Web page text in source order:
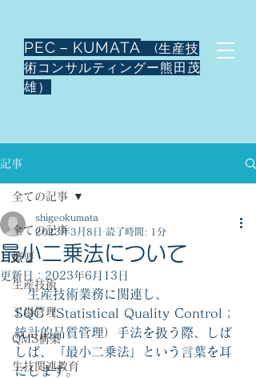
PEC－KUMATA
(生産技
術コンサルティングー熊田茂
雄）
記事
全ての記事
概要
生産技術
工場管理
QMS構築
生技関連教育
全ての記事
最小二乗法について
shigeokumata
2023年3月8日
読了時間: 1分
更新日： 2023年6月13日
生産技術業務に関連し、
SQC（Statistical Quality Control；
統計的品質管理）手法を扱う際、しば
しば、「最小二乗法」という言葉を耳
にします。